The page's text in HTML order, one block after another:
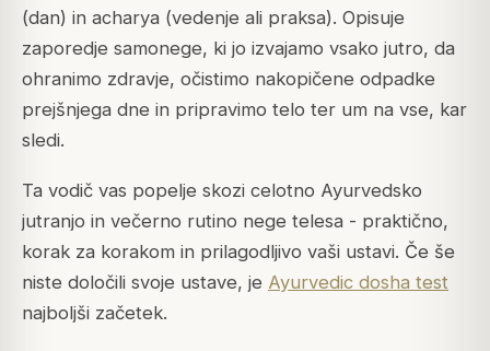
(dan) in acharya (vedenje ali praksa). Opisuje
zaporedje samonege, ki jo izvajamo vsako jutro, da
ohranimo zdravje, očistimo nakopičene odpadke
prejšnjega dne in pripravimo telo ter um na vse, kar
sledi.
Ta vodič vas popelje skozi celotno Ayurvedsko
jutranjo in večerno rutino nege telesa - praktično,
korak za korakom in prilagodljivo vaši ustavi. Če še
niste določili svoje ustave, je Ayurvedic dosha test
najboljši začetek.